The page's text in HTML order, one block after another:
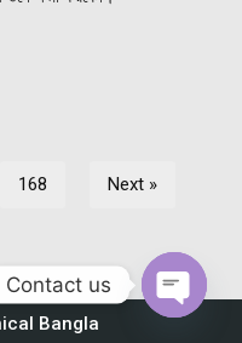
168 Next »
Bangla
Contact us